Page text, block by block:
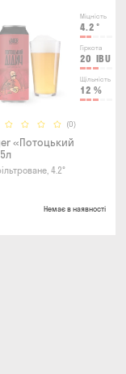
Міцність
4.2 °
Гіркота
20 IBU
Щільність
12 %
(0)
«Потоцький
4.2°
Немає в наявності